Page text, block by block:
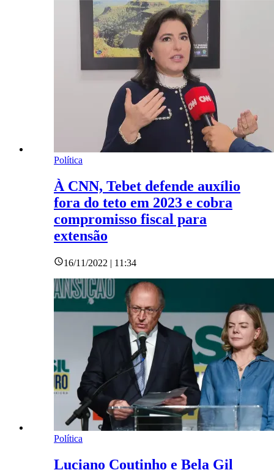
Política
À CNN, Tebet defende auxílio
fora do teto em 2023 e cobra
compromisso fiscal para
extensão
16/11/2022 | 11:34
Política
Luciano Coutinho e Bela Gil